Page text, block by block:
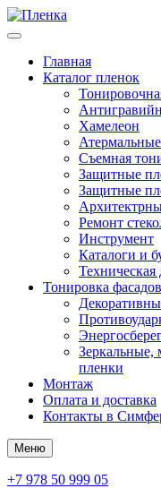
Главная
Каталог пленок
Хамелеон
Съемная
Защитные
Защитные
Ремонт
Инструмент
Каталоги и
Тонировка
Зеркальные,
пленки
Монтаж
Оплата и доставка
Контакты в
Меню
+7 978 50 999 05